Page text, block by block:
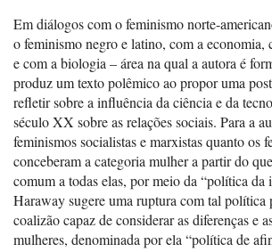
Em diálogos com o feminismo norte-
o feminismo negro e latino, com a economia,
e com a biologia – área na qual a autora é
produz um texto polêmico ao propor uma
refletir sobre a influência da ciência e da
século XX sobre as relações sociais. Para a
feminismos socialistas e marxistas quanto os
conceberam a categoria mulher a partir do
comum a todas elas, por meio da “política da
Haraway sugere uma ruptura com tal política
coalizão capaz de considerar as diferenças e
mulheres, denominada por ela “política de